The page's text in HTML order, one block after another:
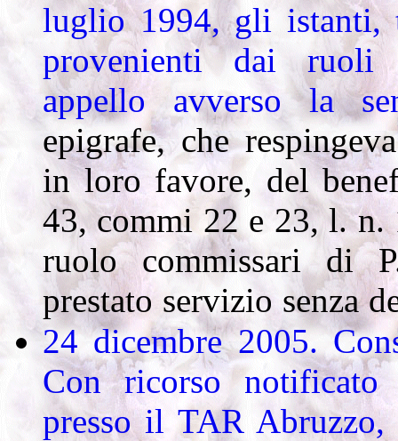
luglio 1994, gli istanti,
provenienti dai ruoli
appello avverso la
epigrafe, che
in loro favore, del
43, commi 22 e 23, l.
ruolo commissari di
prestato servizio senza
24 dicembre 2005.
Con ricorso
presso il TAR Abruzzo,